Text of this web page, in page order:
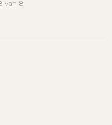
van 8